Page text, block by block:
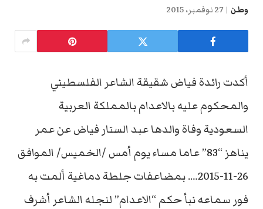
وطن 27 نوفمبر، 2015
أكدت رائدة فياض شقيقة الشاعر الفلسطيني
والمحكوم عليه بالاعدام بالمملكة العربية
السعودية وفاة والدها عبد الستار فياض عن عمر
يناهز “83” عاما مساء يوم أمس /الخميس/ الموافق
26-11-2015…. بمضاعفات جلطة دماغية ألمت به
فور سماعه نبأ حكم “الاعدام” لنجله الشاعر أشرف